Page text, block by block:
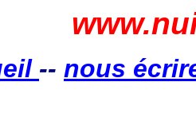
-- nous